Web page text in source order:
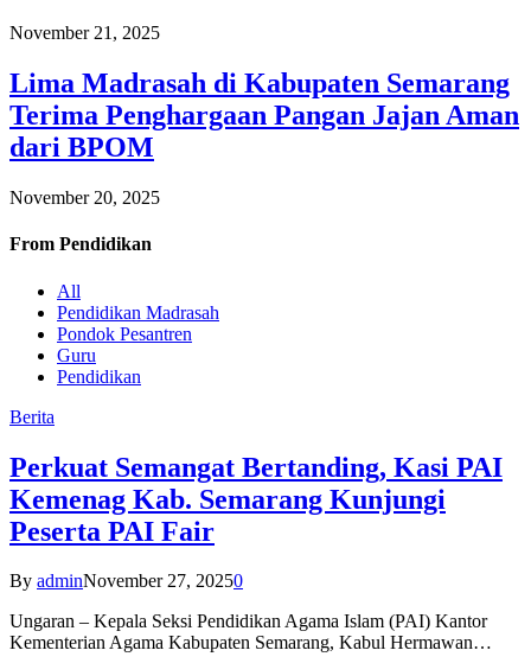
November 21, 2025
Lima Madrasah di Kabupaten Semarang
Terima Penghargaan Pangan Jajan Aman
dari BPOM
November 20, 2025
From Pendidikan
All
Pendidikan Madrasah
Pondok Pesantren
Guru
Pendidikan
Berita
Perkuat Semangat Bertanding, Kasi PAI
Kemenag Kab. Semarang Kunjungi
Peserta PAI Fair
By adminNovember 27, 20250
Ungaran – Kepala Seksi Pendidikan Agama Islam (PAI) Kantor
Kementerian Agama Kabupaten Semarang, Kabul Hermawan…